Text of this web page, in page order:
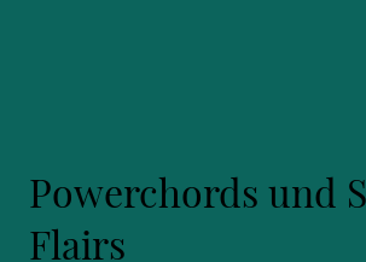
Powerchords und
Flairs